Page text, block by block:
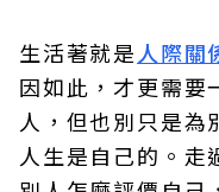
生活著就是 人際關
因如此，才更需要
人，但也別只是為
人生是自己的。走